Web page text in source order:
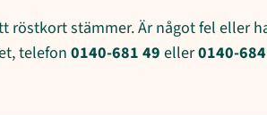
röstkort stämmer. Är något fel eller
telefon0140-681 49 eller0140-